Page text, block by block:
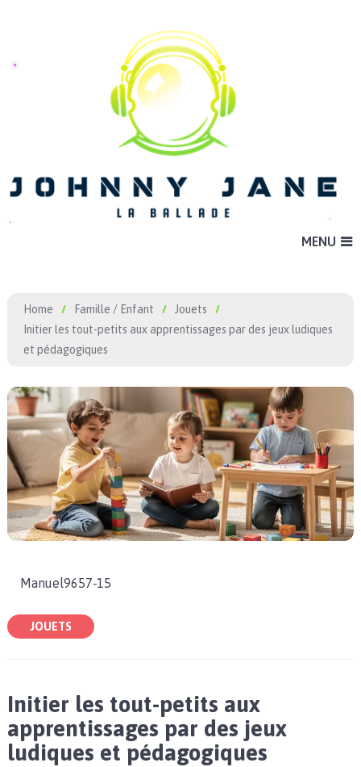
MENU
Home Famille / Enfant
Jouets
Initier les tout-petits aux apprentissages par des jeux ludiques
et pédagogiques
Manuel9657-15
JOUETS
Initier les tout-petits aux
apprentissages par des jeux
ludiques et pédagogiques